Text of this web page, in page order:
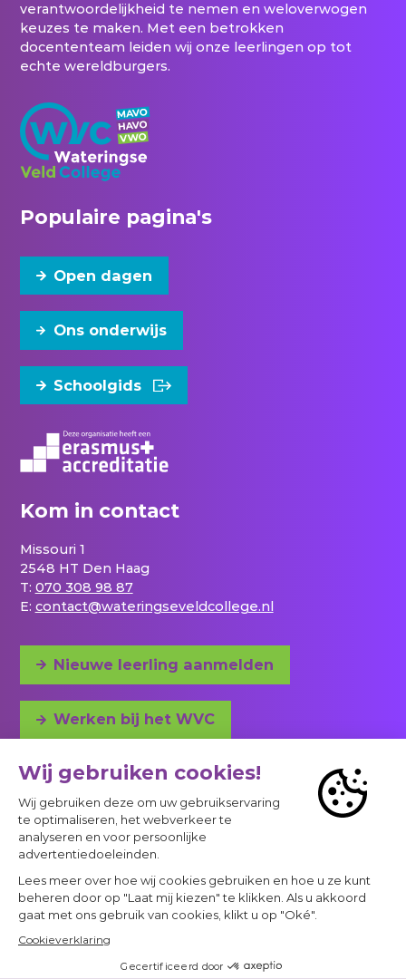
verantwoordelijkheid te nemen en weloverwogen
keuzes te maken. Met een betrokken
docententeam leiden wij onze leerlingen op tot
echte wereldburgers.
Populaire pagina's
Open dagen
Ons onderwijs
Schoolgids
Kom in contact
Missouri 1
2548 HT Den Haag
T: 070 308 98 87
E: contact@wateringseveldcollege.nl
Nieuwe leerling aanmelden
Werken bij het WVC
Adres en bereikbaarheid
© 2023 - 2026 Project
Privacy
Cookies & privacyverklaring
Een Panorama Studios website